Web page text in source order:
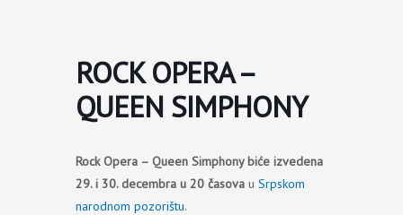
ROCK OPERA –
QUEEN SIMPHONY
Rock Opera – Queen Simphony biće izvedena
29. i 30. decembra u 20 časova u Srpskom
narodnom pozorištu.